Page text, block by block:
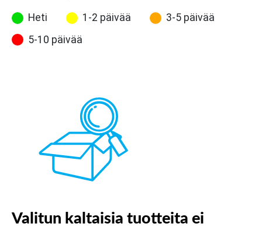
Heti 1-2 päivää
3-5 päivää
5-10 päivää
Valitun kaltaisia tuotteita ei